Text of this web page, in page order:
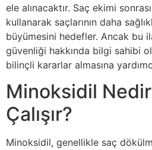
ele alınacaktır. Saç ekimi
kullanarak saçlarının daha
büyümesini hedefler. Ancak bu
güvenliği hakkında bilgi sahibi
bilinçli kararlar almasına
Minoksidil Nedir
Çalışır?
Minoksidil, genellikle saç